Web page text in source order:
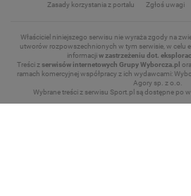
Zasady korzystania z portalu
Zgłoś uwagi
Właściciel niniejszego serwisu nie wyraża zgody na
utworów rozpowszechnionych w tym serwisie, w celu
informacjiw zastrzeżeniu dot.
Treści zserwisów internetowych Grupy Wyborcza.pl
ramach komercyjnej współpracy z ich wydawcami:
Agory sp. z o.o.
Wybrane treści z serwisu Sport.pl są dostępne po